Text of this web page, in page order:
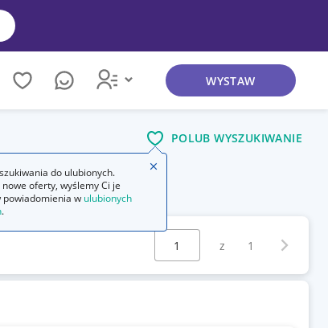
WYSTAW
POLUB WYSZUKIWANIE
Wybierz stronę:
z 1
do ulubionych.
oferty, wyślemy Ci je
powiadomienia w ulubionych
.
Zamknij wskazówkę